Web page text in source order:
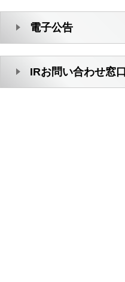
電子公告
IRお問い合わせ窓口